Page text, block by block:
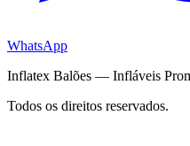
WhatsApp
Inflatex Balões — Infláveis
Todos os direitos reservados.